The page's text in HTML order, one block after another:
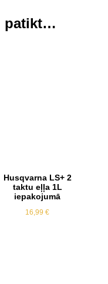
patikt…
Husqvarna LS+ 2
taktu eļļa 1L
iepakojumā
16,99 €